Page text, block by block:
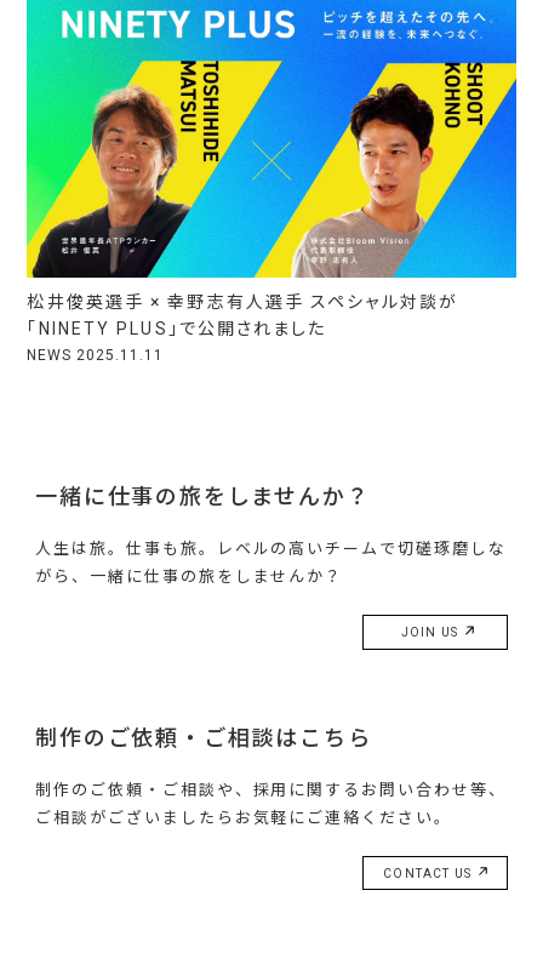
松井俊英選手 × 幸野志有人選手 スペシャル対談が
「NINETY PLUS」で公開されました
NEWS2025.11.11
一緒に仕事の旅をしませんか？
人生は旅。仕事も旅。レベルの高いチームで切磋琢磨しな
がら、一緒に仕事の旅をしませんか？
JOIN US
制作のご依頼・ご相談はこちら
制作のご依頼・ご相談や、採用に関するお問い合わせ等、
ご相談がございましたらお気軽にご連絡ください。
CONTACT US